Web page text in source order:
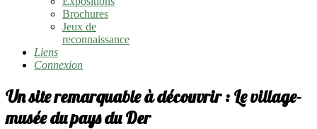
Brochures
Jeux de
reconnaissance
Liens
Connexion
Un site remarquable à découvrir : Le village-
musée du pays du Der